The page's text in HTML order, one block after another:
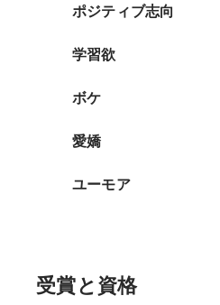
ポジティブ志向
学習欲
ボケ
愛嬌
ユーモア
受賞と資格